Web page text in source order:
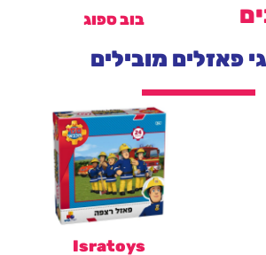
בוב ספוג
פאזלים מובילים
Isratoys